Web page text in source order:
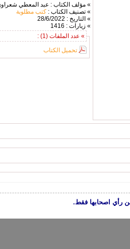
» مؤلف الكتاب : عبد المعطي
» تصنيف الكتاب : كتب مطلوبة
» التاريخ : 28/6/2022
» زيارات : 1416
» عدد الملفات (1) :
تحميل الكتاب